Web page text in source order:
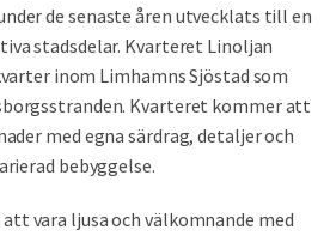
de senaste åren utvecklats till en
stadsdelar. Kvarteret Linoljan
inom Limhamns Sjöstad som
Kvarteret kommer att
med egna särdrag, detaljer och
bebyggelse.
vara ljusa och välkomnande med